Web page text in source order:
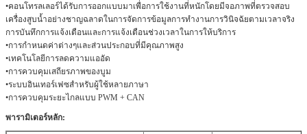
•คอนโทรลเลอร์ได้รับการออกแบบมาเพื่อการใช้งานที่หนักโดยมีจอภาพที่ตรวจสอบ
เครื่องสูบน้ำอย่างชาญฉลาดในการจัดการข้อมูลการทำงานการวินิจฉัยตามเวลาจริง
การบันทึกการแจ้งเตือนและการแจ้งเตือนช่วงเวลาในการให้บริการ
•การกำหนดค่าต่างๆและส่วนประกอบที่มีคุณภาพสูง
•เทคโนโลยีการลดความแออัด
•การควบคุมเสถียรภาพของบูม
•ระบบอินเทอร์เฟซสำหรับผู้ใช้หลายภาษา
•การควบคุมระยะไกลแบบ PWM + CAN
พารามิเตอร์หลัก: